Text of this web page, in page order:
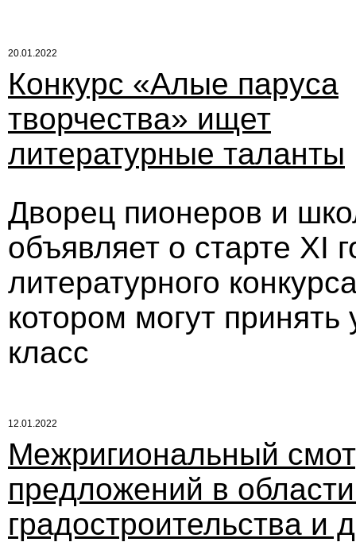
20.01.2022
Конкурс «Алые паруса
творчества» ищет
литературные таланты
Дворец пионеров и
объявляет о старте XI
литературного
котором могут
класс
12.01.2022
Межригиональный
предложений в
градостроительства и